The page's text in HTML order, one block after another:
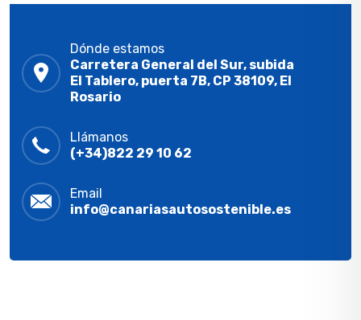
Dónde estamos
Carretera General del Sur, subida
El Tablero, puerta 7B, CP 38109, El
Rosario
Llámanos
(+34)822 29 10 62
Email
info@canariasautosostenible.es